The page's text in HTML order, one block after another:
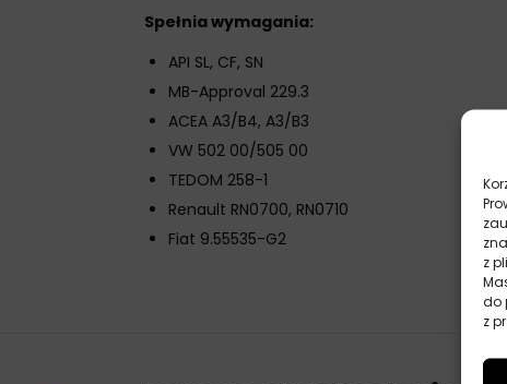
z
do
z
Spełnia wymagania:
API SL, CF, SN
MB-Approval 229.3
ACEA A3/B4, A3/B3
VW 502 00/505 00
TEDOM 258-1
Renault RN0700, RN0710
Fiat 9.55535-G2